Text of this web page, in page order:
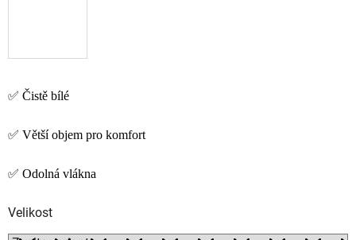
✅ Čistě bílé
✅ Větší objem pro komfort
✅ Odolná vlákna
Velikost